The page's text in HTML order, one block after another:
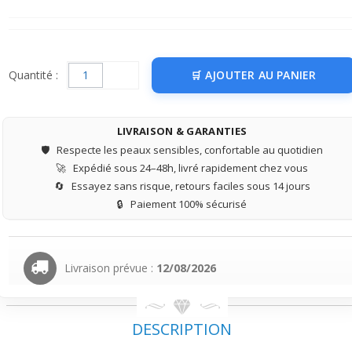
Quantité : AJOUTER AU PANIER
LIVRAISON & GARANTIES
🛡️ Respecte les peaux sensibles, confortable au quotidien
🚀 Expédié sous 24–48h, livré rapidement chez vous
🔄 Essayez sans risque, retours faciles sous 14 jours
🔒 Paiement 100% sécurisé
Livraison prévue : 12/08/2026
DESCRIPTION